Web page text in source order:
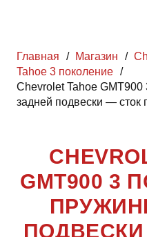
Главная / Магазин /
Tahoe 3 поколение /
Chevrolet Tahoe
задней подвески — сток
GMT900 3